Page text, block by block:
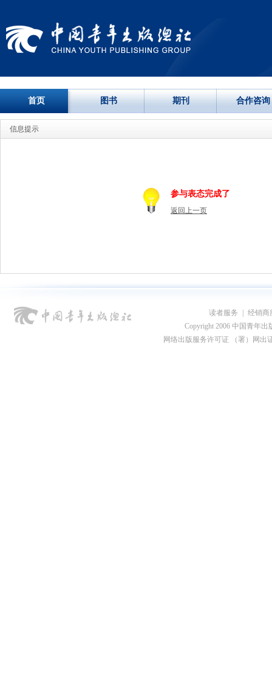
首页 图书 期刊 合作咨询
信息提示
参与表态完成了
返回上一页
读者服务
经销商
Copyright 2006 中国青年出
网络出版服务许可证 （署）网出